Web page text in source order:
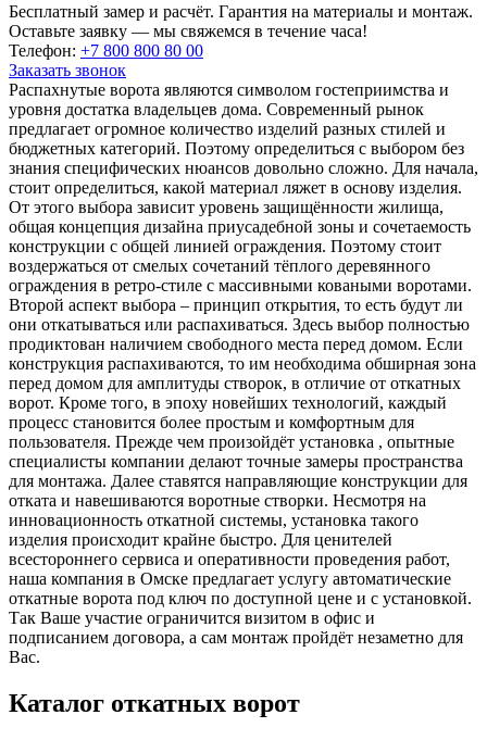
Бесплатный замер и расчёт. Гарантия на материалы и монтаж.
Оставьте заявку — мы свяжемся в течение часа!
Телефон: +7 800 800 80 00
Заказать звонок
Распахнутые ворота являются символом гостеприимства и
уровня достатка владельцев дома. Современный рынок
предлагает огромное количество изделий разных стилей и
бюджетных категорий. Поэтому определиться с выбором без
знания специфических нюансов довольно сложно. Для начала,
стоит определиться, какой материал ляжет в основу изделия.
От этого выбора зависит уровень защищённости жилища,
общая концепция дизайна приусадебной зоны и сочетаемость
конструкции с общей линией ограждения. Поэтому стоит
воздержаться от смелых сочетаний тёплого деревянного
ограждения в ретро-стиле с массивными коваными воротами.
Второй аспект выбора – принцип открытия, то есть будут ли
они откатываться или распахиваться. Здесь выбор полностью
продиктован наличием свободного места перед домом. Если
конструкция распахиваются, то им необходима обширная зона
перед домом для амплитуды створок, в отличие от откатных
ворот. Кроме того, в эпоху новейших технологий, каждый
процесс становится более простым и комфортным для
пользователя. Прежде чем произойдёт установка , опытные
специалисты компании делают точные замеры пространства
для монтажа. Далее ставятся направляющие конструкции для
отката и навешиваются воротные створки. Несмотря на
инновационность откатной системы, установка такого
изделия происходит крайне быстро. Для ценителей
всестороннего сервиса и оперативности проведения работ,
наша компания в Омске предлагает услугу автоматические
откатные ворота под ключ по доступной цене и с установкой.
Так Ваше участие ограничится визитом в офис и
подписанием договора, а сам монтаж пройдёт незаметно для
Вас.
Каталог откатных ворот